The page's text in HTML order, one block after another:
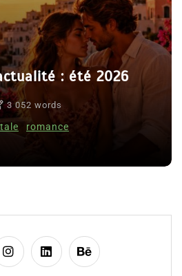
: été 2026
3 052 words
romance